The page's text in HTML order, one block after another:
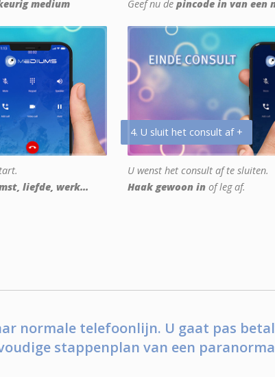
medium
Geef nu de pincode in van een
liefde, werk...
4. U sluit het consult af +
U wenst het consult af te sluiten.
Haak gewoon in of leg af.
normale telefoonlijn. U gaat pas
stappenplan van een